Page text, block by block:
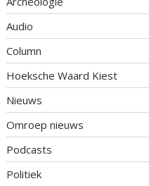
Audio
Column
Hoeksche Waard Kiest
Nieuws
Omroep nieuws
Podcasts
Politiek